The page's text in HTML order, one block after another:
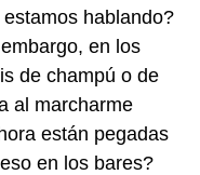
hablando?
en los
de champú o de
al marcharme
están pegadas
en los bares?